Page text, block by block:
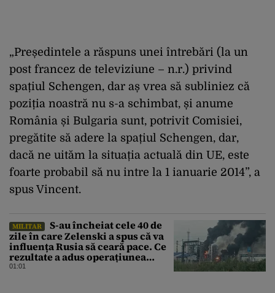
„Președintele a răspuns unei întrebări (la un
post francez de televiziune – n.r.) privind
spațiul Schengen, dar aș vrea să subliniez că
poziția noastră nu s-a schimbat, și anume
România și Bulgaria sunt, potrivit Comisiei,
pregătite să adere la spațiul Schengen, dar,
dacă ne uităm la situația actuală din UE, este
foarte probabil să nu intre la 1 ianuarie 2014”, a
spus Vincent.
MILITAR
S-au încheiat cele 40 de
zile în care Zelenski a spus că va
influența Rusia să ceară pace. Ce
rezultate a adus operațiunea
Kievului
01:01